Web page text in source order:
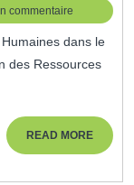
commentaire
des Ressources
READ MOREREAD
MORE